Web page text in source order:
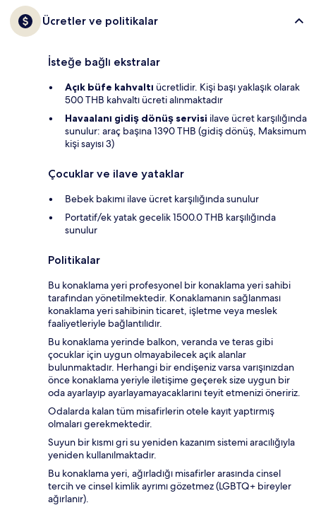
Ücretler ve politikalar
İsteğe bağlı ekstralar
Açık büfe kahvaltı ücretlidir. Kişi başı yaklaşık olarak
500 THB kahvaltı ücreti alınmaktadır
Havaalanı gidiş dönüş servisi ilave ücret karşılığında
sunulur: araç başına 1390 THB (gidiş dönüş, Maksimum
kişi sayısı 3)
Çocuklar ve ilave yataklar
Bebek bakımı ilave ücret karşılığında sunulur
Portatif/ek yatak gecelik 1500.0 THB karşılığında
sunulur
Politikalar
Bu konaklama yeri profesyonel bir konaklama yeri sahibi
tarafından yönetilmektedir. Konaklamanın sağlanması
konaklama yeri sahibinin ticaret, işletme veya meslek
faaliyetleriyle bağlantılıdır.
Bu konaklama yerinde balkon, veranda ve teras gibi
çocuklar için uygun olmayabilecek açık alanlar
bulunmaktadır. Herhangi bir endişeniz varsa varışınızdan
önce konaklama yeriyle iletişime geçerek size uygun bir
oda ayarlayıp ayarlayamayacaklarını teyit etmenizi öneririz.
Odalarda kalan tüm misafirlerin otele kayıt yaptırmış
olmaları gerekmektedir.
Suyun bir kısmı gri su yeniden kazanım sistemi aracılığıyla
yeniden kullanılmaktadır.
Bu konaklama yeri, ağırladığı misafirler arasında cinsel
tercih ve cinsel kimlik ayrımı gözetmez (LGBTQ+ bireyler
ağırlanır).